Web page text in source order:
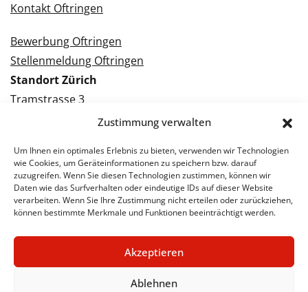
Zustimmung verwalten
Um Ihnen ein optimales Erlebnis zu bieten, verwenden wir Technologien
wie Cookies, um Geräteinformationen zu speichern bzw. darauf
zuzugreifen. Wenn Sie diesen Technologien zustimmen, können wir
Daten wie das Surfverhalten oder eindeutige IDs auf dieser Website
verarbeiten. Wenn Sie Ihre Zustimmung nicht erteilen oder zurückziehen,
können bestimmte Merkmale und Funktionen beeinträchtigt werden.
Akzeptieren
Ablehnen
Kontakt Oftringen
Bewerbung Oftringen
Stellenmeldung Oftringen
Standort Zürich
Tramstrasse 3
Kontakt Zürich
Bewerbung Zürich
Stellenmeldung Zürich